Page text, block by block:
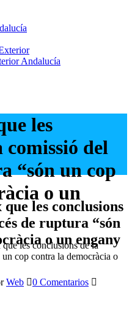
Andalucía
les
comissió del
“són un cop
o un
les conclusions de la
cop contra la democràcia o
les conclusions
de ruptura “són
o un engany
Web
0 Comentarios